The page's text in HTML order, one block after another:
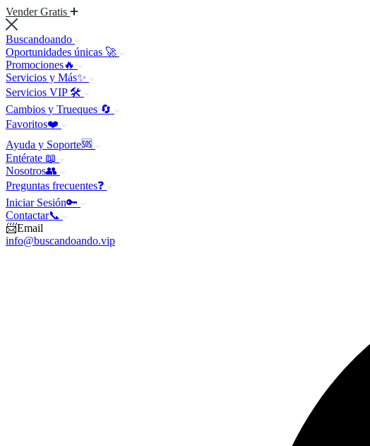
Vender Gratis
Buscandoando
Oportunidades únicas 🚀
Promociones🔥
Servicios y Más✨
Servicios VIP 🛠️
Cambios y Trueques 🔄
Favoritos❤️
Ayuda y Soporte🆘
Entérate 📖
Nosotros👥
Preguntas frecuentes❓
Iniciar Sesión🔑
Contactar📞
📨Email
info@buscandoando.vip